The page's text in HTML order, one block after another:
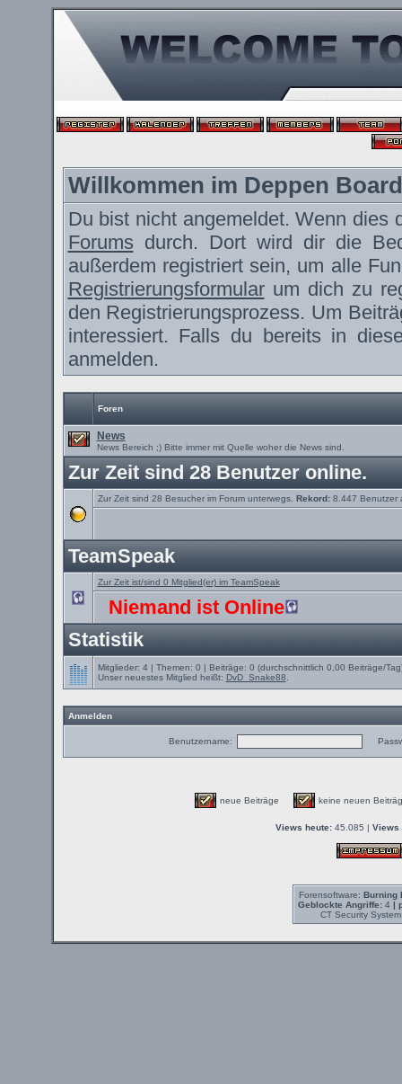
Willkommen im Deppen Board
Du bist nicht angemeldet. Wenn
Forums durch. Dort wird dir die
außerdem registriert sein, um alle
Registrierungsformularum dich zu
den Registrierungsprozess. Um
interessiert. Falls du bereits in
anmelden.
Foren
News
News Bereich ;) Bitte immer mit Quelle woher die News sind.
Zur Zeit sind 28 Benutzer online.
Zur Zeit sind 28 Besucher im Forum unterwegs. Rekord:8.447 Benutzer
TeamSpeak
Zur Zeit ist/sind 0 Mitglied(er) im TeamSpeak
Niemand ist Online
Statistik
Mitglieder: 4 | Themen: 0 | Beiträge: 0 (durchschnittlich 0,00 Beiträge/
Unser neuestes Mitglied heißt: DvD_Snake88
Anmelden
Benutzername:
neue Beiträge keine neuen
Views heute: 45.085 | Views
Forensoftware: Burning
Geblockte Angriffe:4 |
CT Security